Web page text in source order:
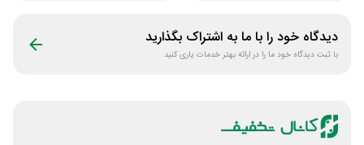
دیدگاه خود را با ما به اشتراک بگذارید
با ثبت دیدگاه خود ما را در ارائه بهتر خدمات یاری کنید